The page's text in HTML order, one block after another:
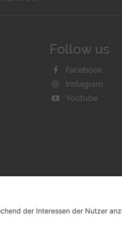
Follow us
Facebook
Instagram
Youtube